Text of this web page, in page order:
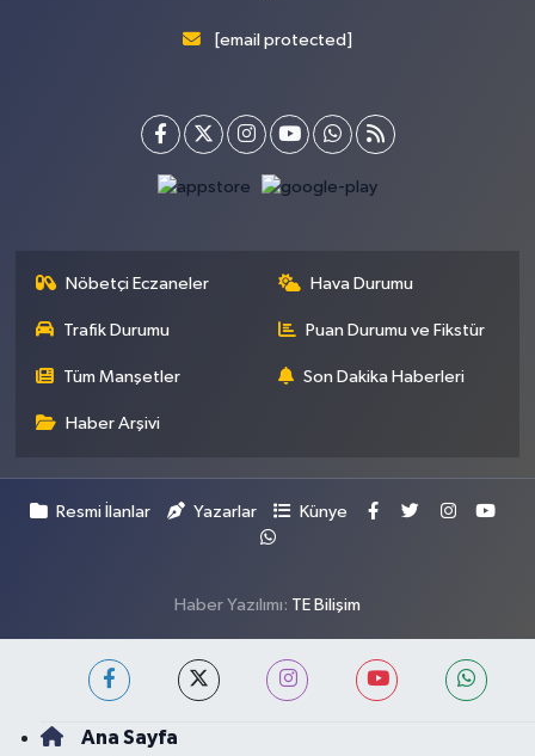
[email protected]
Nöbetçi Eczaneler Hava Durumu
Trafik Durumu Puan Durumu ve Fikstür
Tüm Manşetler Son Dakika Haberleri
Haber Arşivi
Resmi İlanlar Yazarlar Künye
Haber Yazılımı: TE Bilişim
Ana Sayfa